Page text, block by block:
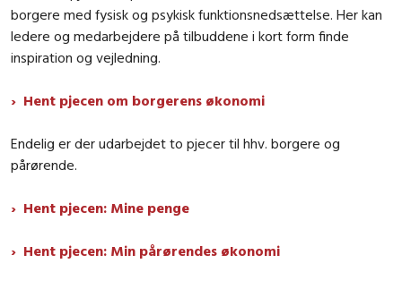
borgere med fysisk og psykisk funktionsnedsættelse. Her kan
ledere og medarbejdere på tilbuddene i kort form finde
inspiration og vejledning.
Hent pjecen om borgerens økonomi
Endelig er der udarbejdet to pjecer til hhv. borgere og
pårørende.
Hent pjecen: Mine penge
Hent pjecen: Min pårørendes økonomi